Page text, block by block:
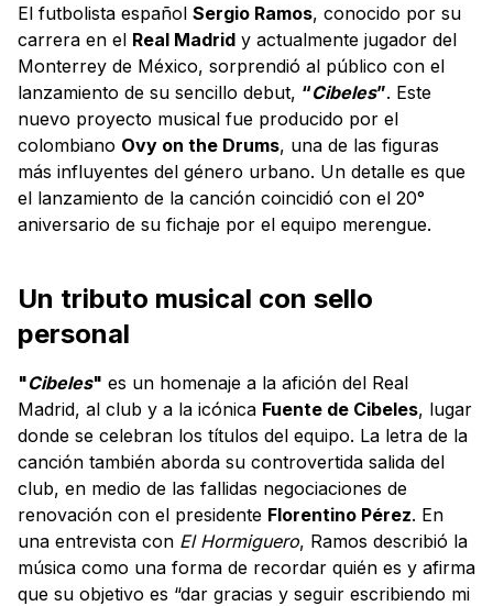
El futbolista español Sergio Ramos, conocido por su
carrera en el Real Madrid y actualmente jugador del
Monterrey de México, sorprendió al público con el
lanzamiento de su sencillo debut, “Cibeles”. Este
nuevo proyecto musical fue producido por el
colombiano Ovy on the Drums, una de las figuras
más influyentes del género urbano. Un detalle es que
el lanzamiento de la canción coincidió con el 20°
aniversario de su fichaje por el equipo merengue.
Un tributo musical con sello
personal
"Cibeles" es un homenaje a la afición del Real
Madrid, al club y a la icónica Fuente de Cibeles, lugar
donde se celebran los títulos del equipo. La letra de la
canción también aborda su controvertida salida del
club, en medio de las fallidas negociaciones de
renovación con el presidente Florentino Pérez. En
una entrevista con El Hormiguero, Ramos describió la
música como una forma de recordar quién es y afirma
que su objetivo es “dar gracias y seguir escribiendo mi